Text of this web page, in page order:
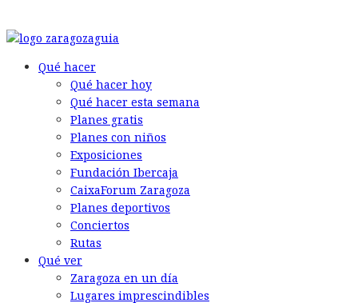
Qué hacer
Qué hacer hoy
Qué hacer esta semana
Planes gratis
Planes con niños
Exposiciones
Fundación Ibercaja
CaixaForum Zaragoza
Planes deportivos
Conciertos
Rutas
Qué ver
Zaragoza en un día
Lugares imprescindibles